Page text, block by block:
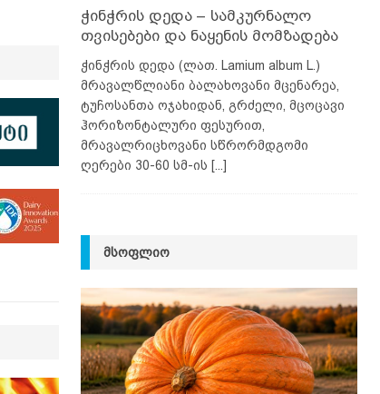
ჭინჭრის დედა – სამკურნალო
თვისებები და ნაყენის მომზადება
ჭინჭრის დედა (ლათ. Lamium album L.)
მრავალწლიანი ბალახოვანი მცენარეა,
ტუჩოსანთა ოჯახიდან, გრძელი, მცოცავი
ჰორიზონტალური ფესურით,
მრავალრიცხოვანი სწრორმდგომი
ღერები 30-60 სმ-ის [...]
ᲛᲡᲝᲤᲚᲘᲝ